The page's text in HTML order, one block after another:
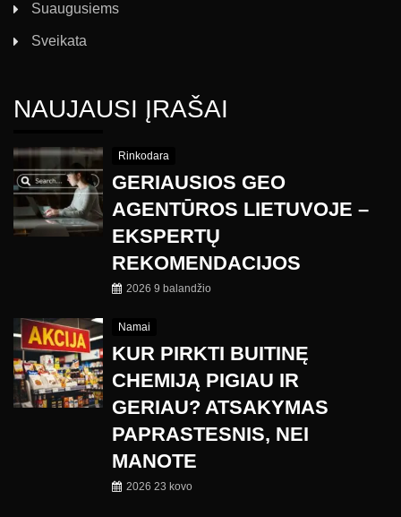
Suaugusiems
Sveikata
NAUJAUSI ĮRAŠAI
Rinkodara
GERIAUSIOS GEO
AGENTŪROS LIETUVOJE –
EKSPERTŲ
REKOMENDACIJOS
2026 9 balandžio
Namai
KUR PIRKTI BUITINĘ
CHEMIJĄ PIGIAU IR
GERIAU? ATSAKYMAS
PAPRASTESNIS, NEI
MANOTE
2026 23 kovo